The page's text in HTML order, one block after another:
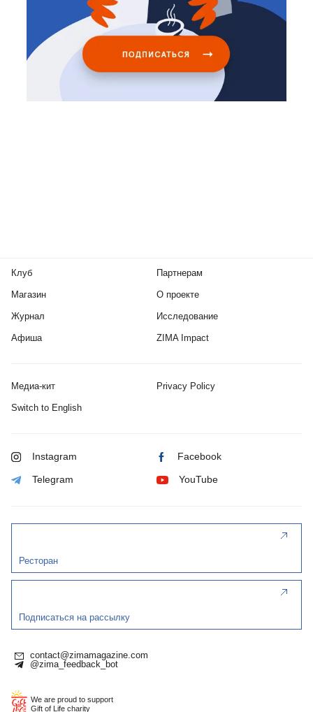
Клуб
Магазин
Журнал
Афиша
Партнерам
О проекте
Исследование
ZIMA Impact
Медиа-кит Privacy Policy
Switch to English
Instagram Facebook
Telegram YouTube
Ресторан
Подписаться на рассылку
contact@zimamagazine.com
@zima_feedback_bot
We are proud to support
Gift of Life charity